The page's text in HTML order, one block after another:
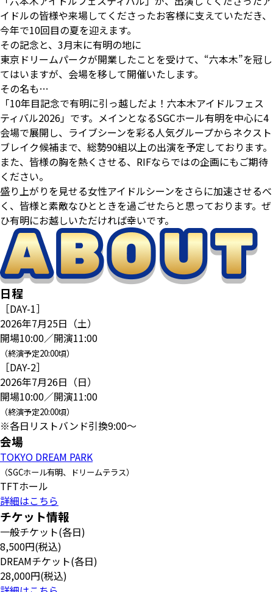
イドルの皆様や来場してくださったお客様に支えていただき、
今年で10回目の夏を迎えます。
その記念と、3月末に有明の地に
東京ドリームパークが開業したことを受けて、“六本木”を冠し
てはいますが、会場を移して開催いたします。
その名も…
「10年目記念で有明に引っ越しだよ！六本木アイドルフェス
ティバル2026」です。メインとなるSGCホール有明を中心に4
会場で展開し、ライブシーンを彩る人気グループからネクスト
ブレイク候補まで、総勢90組以上の出演を予定しております。
また、皆様の胸を熱くさせる、RIFならではの企画にもご期待
ください。
盛り上がりを見せる女性アイドルシーンをさらに加速させるべ
く、皆様と素敵なひとときを過ごせたらと思っております。ぜ
ひ有明にお越しいただければ幸いです。
日程
［DAY-1］
2026年7月25日（土）
開場10:00／開演11:00
（終演予定20:00頃）
［DAY-2］
2026年7月26日（日）
開場10:00／開演11:00
（終演予定20:00頃）
※各日リストバンド引換9:00～
会場
TOKYO DREAM PARK
（SGCホール有明、ドリームテラス）
TFTホール
詳細はこちら
チケット情報
一般チケット(各日)
8,500円(税込)
DREAMチケット(各日)
28,000円(税込)